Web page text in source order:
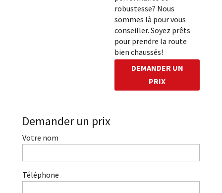
robustesse? Nous
sommes là pour vous
conseiller. Soyez prêts
pour prendre la route
bien chaussés!
DEMANDER UN
PRIX
Demander un prix
Votre nom
Téléphone